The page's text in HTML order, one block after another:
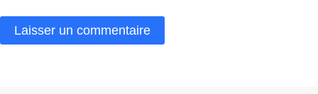
Laisser un commentaire